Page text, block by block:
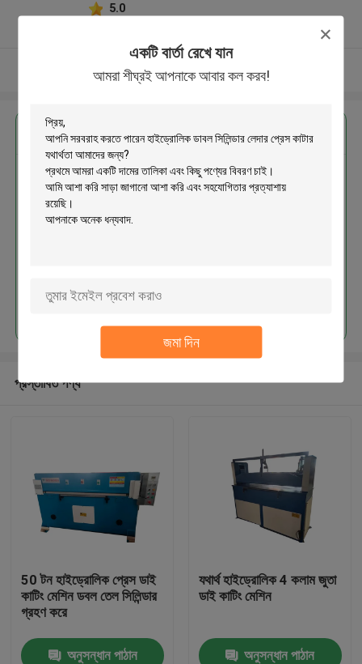
একটি বার্তা রেখে যান
আমরা শীঘ্রই আপনাকে আবার কল করব!
জমা দিন
5.0
আরো দেখুন
এর সেরা মূল্য পান
হাইড্রোলিক ডাবল সিলিন্ডার লেদার প্রেস কাটার
চালিয়ে
প্রস্তাবিত পণ্য
50 টন হাইড্রোলিক প্রেস ডাই
কাটিং মেশিন ডবল তেল সিলিন্ডার
গ্রহণ করে
অনুসন্ধান পাঠান
যথার্থ হাইড্রোলিক 4 কলাম জুতা
ডাই কাটিং মেশিন
অনুসন্ধান পাঠান